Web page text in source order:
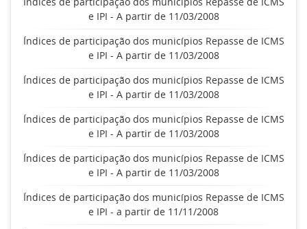
e IPI - A partir de 11/03/2008
Índices de participação dos municípios Repasse de ICMS
e IPI - A partir de 11/03/2008
Índices de participação dos municípios Repasse de ICMS
e IPI - A partir de 11/03/2008
Índices de participação dos municípios Repasse de ICMS
e IPI - A partir de 11/03/2008
Índices de participação dos municípios Repasse de ICMS
e IPI - A partir de 11/03/2008
Índices de participação dos municípios Repasse de ICMS
e IPI - a partir de 11/11/2008